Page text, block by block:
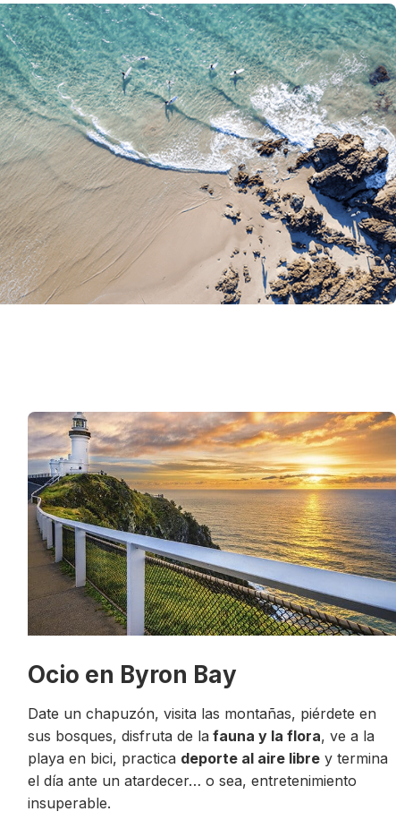
Ocio en Byron Bay
Date un chapuzón, visita las montañas, piérdete en
sus bosques, disfruta de la fauna y la flora, ve a la
playa en bici, practica deporte al aire librey termina
el día ante un atardecer… o sea, entretenimiento
insuperable.